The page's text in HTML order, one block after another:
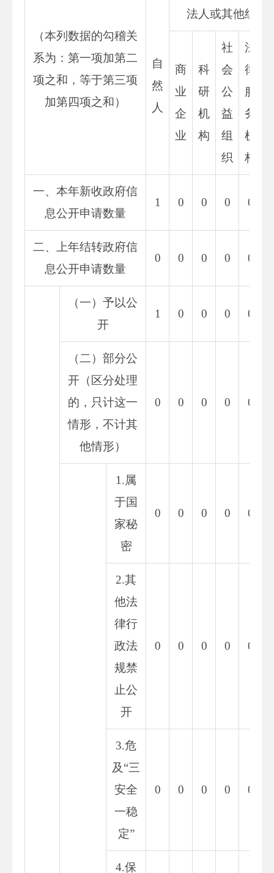
（本列数据的勾稽关
系为：第一项加第二
项之和，等于第三项
加第四项之和）
自
然
人
法人或其他组织
商
业
企
业
科
研
机
构
社
会
公
益
组
织
法
律
服
务
机
构
一、本年新收政府信
息公开申请数量
1 0 0 0 0
二、上年结转政府信
息公开申请数量
0 0 0 0 0
（一）予以公
开
1 0 0 0 0
（二）部分公
开（区分处理
的，只计这一
情形，不计其
他情形）
0 0 0 0 0
1.属
于国
家秘
密
0 0 0 0 0
2.其
他法
律行
政法
规禁
止公
开
0 0 0 0 0
3.危
及“三
安全
一稳
定”
0 0 0 0 0
4.保